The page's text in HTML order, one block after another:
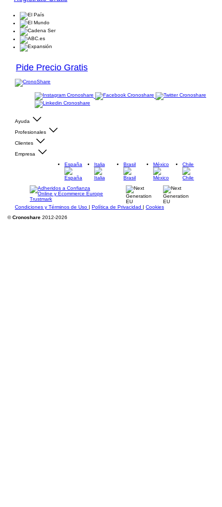
Pide Precio Gratis
Ayuda
Profesionales
Clientes
Empresa
España
Italia Brasil México Chile
Condiciones y Términos de Uso | Política de Privacidad | Cookies
©Cronoshare 2012-2026